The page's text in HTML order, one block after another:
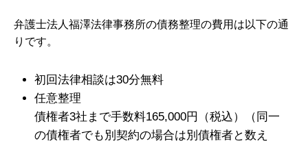
弁護士法人福澤法律事務所の債務整理の費用は以下の通
りです。
初回法律相談は30分無料
任意整理
債権者3社まで手数料165,000円（税込）（同一
の債権者でも別契約の場合は別債権者と数え